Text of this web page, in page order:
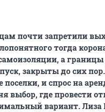
почти запретили
тогда
а
закрыты до сих
поселки, и спрос на
выбор, где провести
вариант. Лиза